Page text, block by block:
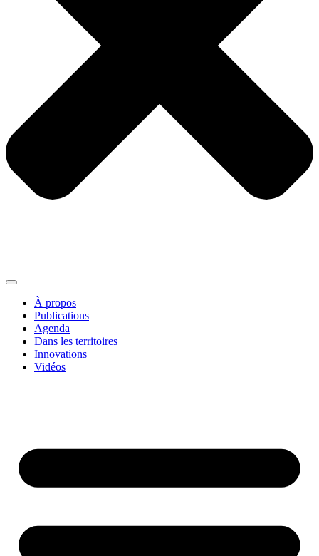
À propos
Publications
Agenda
Dans les territoires
Innovations
Vidéos